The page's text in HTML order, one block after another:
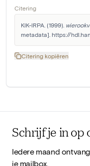
Citering
KIK-IRPA. (1999).
metadata]. https://
Citering kopiëren
Schrijf je in op
Iedere maand
je mailbox.